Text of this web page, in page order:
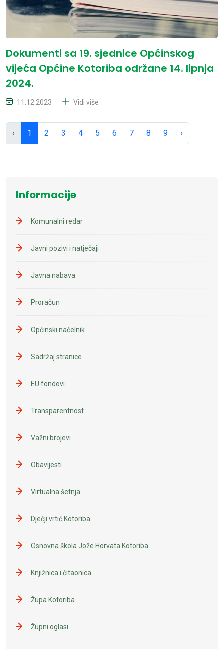
Dokumenti sa 19. sjednice Općinskog
vijeća Općine Kotoriba održane 14. lipnja
2024.
11.12.2023 Vidi više
‹ 1 2 3 4 5 6 7 8 9 ›
Informacije
Komunalni redar
Javni pozivi i natječaji
Javna nabava
Proračun
Općinski načelnik
Sadržaj stranice
EU fondovi
Transparentnost
Važni brojevi
Obavijesti
Virtualna šetnja
Dječji vrtić Kotoriba
Osnovna škola Jože Horvata Kotoriba
Knjižnica i čitaonica
Župa Kotoriba
Župni oglasi